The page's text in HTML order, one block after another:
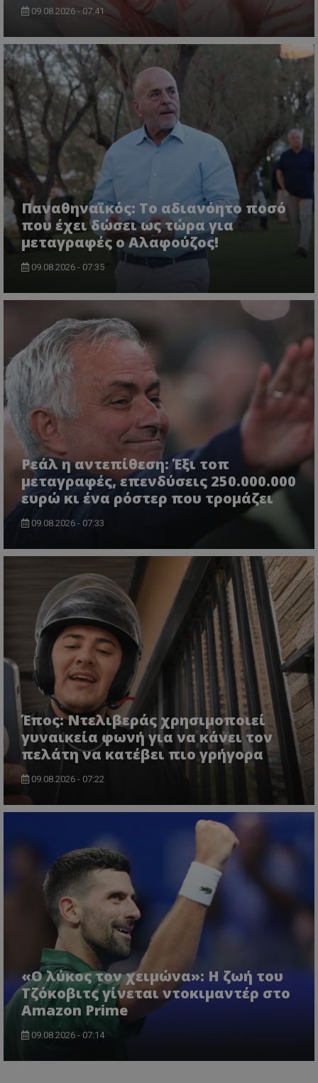
09.08.2026 - 07:41
Παναθηναϊκός: Το αδιανόητο ποσό
που έχει δώσει ως τώρα για
μεταγραφές ο Αλαφούζος!
09.08.2026 - 07:35
Ρεάλ η αντεπίθεση: Έξι τοπ
μεταγραφές, επενδύσεις 250.000.000
ευρώ κι ένα ρόστερ που τρομάζει
09.08.2026 - 07:33
Έπος: Ντελιβεράς χρησιμοποιεί
γυναικεία φωνή για να κάνει τον
πελάτη να κατέβει πιο γρήγορα
09.08.2026 - 07:22
«Ο λύκος τον χειμώνα»: Η ζωή του
Τζόκοβιτς γίνεται ντοκιμαντέρ στο
Amazon Prime
09.08.2026 - 07:14